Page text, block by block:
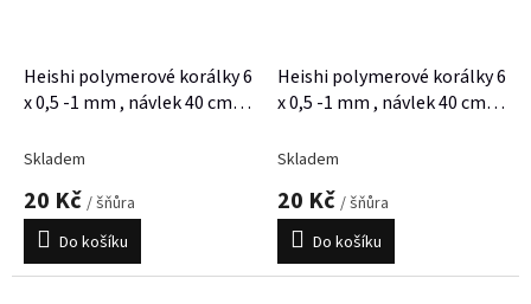
Heishi polymerové korálky 6
x 0,5 -1 mm , návlek 40 cm,
Skladem
20 Kč / šňůra
Do košíku
Heishi polymerové korálky 6
x 0,5 -1 mm , návlek 40 cm,
Skladem
20 Kč / šňůra
Do košíku